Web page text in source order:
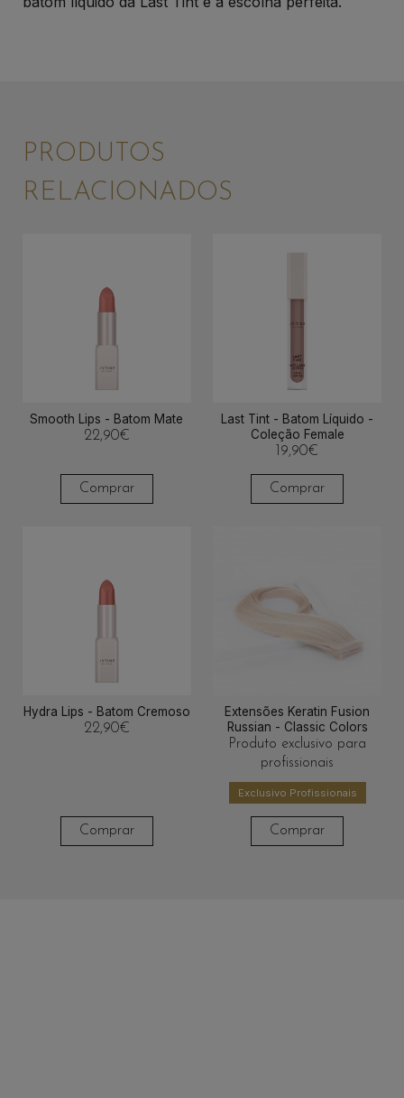
PRODUTOS
RELACIONADOS
Smooth Lips - Batom Mate
22,90€
Comprar
Last Tint - Batom Líquido -
Coleção Female
19,90€
Comprar
Hydra Lips - Batom Cremoso
22,90€
Comprar
Extensões Keratin Fusion
Russian - Classic Colors
Produto exclusivo para
profissionais
Exclusivo Profissionais
Comprar